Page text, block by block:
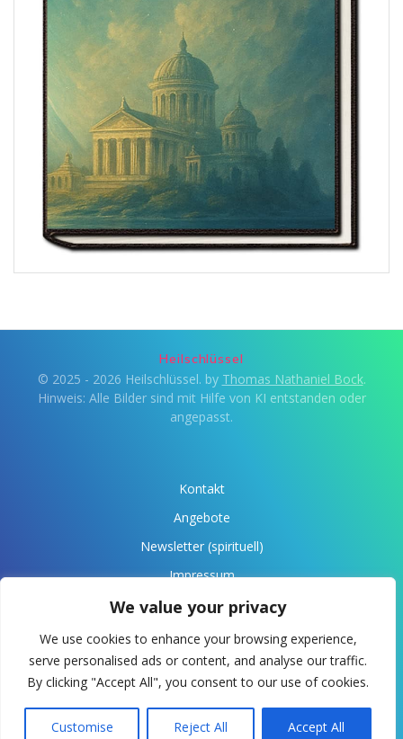
We value your privacy
We use cookies to enhance your browsing experience,
serve personalised ads or content, and analyse our traffic.
By clicking "Accept All", you consent to our use of cookies.
Customise Reject All Accept All
Heilschlüssel
© 2025 - 2026 Heilschlüssel. by Thomas Nathaniel Bock.
Hinweis: Alle Bilder sind mit Hilfe von KI entstanden oder
angepasst.
Kontakt
Angebote
Newsletter (spirituell)
Impressum
Datenschutz
Über Anaris
Spende